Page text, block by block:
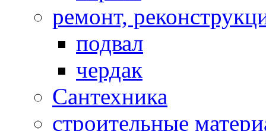
ремонт,
подвал
чердак
Сантехника
строительные